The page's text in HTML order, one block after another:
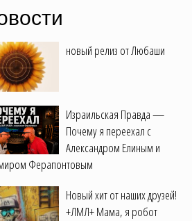
новый релиз от Любаши
Израильская Правда —
Почему я переехал с
Александром Елиным и
Ферапонтовым
Новый хит от наших друзей!
+ЛМЛ+ Мама, я робот